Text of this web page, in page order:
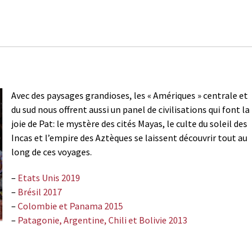
Avec des paysages grandioses, les « Amériques » centrale et
du sud nous offrent aussi un panel de civilisations qui font la
joie de Pat: le mystère des cités Mayas, le culte du soleil des
Incas et l’empire des Aztèques se laissent découvrir tout au
long de ces voyages.
– Etats Unis 2019
– Brésil 2017
– Colombie et Panama 2015
– Patagonie, Argentine, Chili et Bolivie 2013